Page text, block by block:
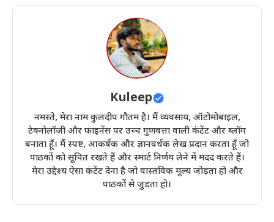
Kuleep
नमस्ते, मेरा नाम कुलदीप गौतम है। मैं व्यवसाय, ऑटोमोबाइल,
टेक्नोलॉजी और फाइनेंस पर उच्च गुणवत्ता वाली कंटेंट और ब्लॉग
बनाता हूँ। मैं स्पष्ट, आकर्षक और ज्ञानवर्धक लेख प्रदान करता हूँ जो
पाठकों को सूचित रखते हैं और स्मार्ट निर्णय लेने में मदद करते हैं।
मेरा उद्देश्य ऐसा कंटेंट देना है जो वास्तविक मूल्य जोड़ता हो और
पाठकों से जुड़ता हो।